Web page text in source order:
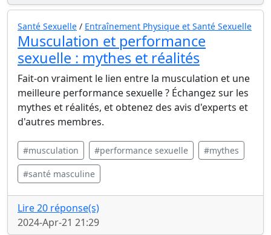
Santé Sexuelle / Entraînement Physique et Santé Sexuelle
Musculation et performance
sexuelle : mythes et réalités
Fait-on vraiment le lien entre la musculation et une
meilleure performance sexuelle ? Échangez sur les
mythes et réalités, et obtenez des avis d'experts et
d'autres membres.
#musculation #performance sexuelle #mythes
#santé masculine
Lire 20 réponse(s)
2024-Apr-21 21:29